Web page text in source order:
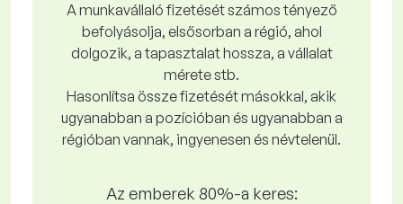
A munkavállaló fizetését számos tényező
befolyásolja, elsősorban a régió, ahol
dolgozik, a tapasztalat hossza, a vállalat
mérete stb.
Hasonlítsa össze fizetését másokkal, akik
ugyanabban a pozícióban és ugyanabban a
régióban vannak, ingyenesen és névtelenül.
Az emberek 80%-a keres: